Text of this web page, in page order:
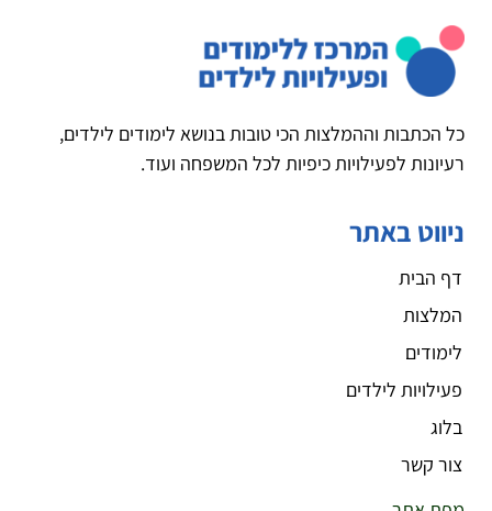
כל הכתבות וההמלצות הכי טובות בנושא לימודים לילדים,
רעיונות לפעילויות כיפיות לכל המשפחה ועוד.
ניווט באתר
דף הבית
המלצות
לימודים
פעילויות לילדים
בלוג
צור קשר